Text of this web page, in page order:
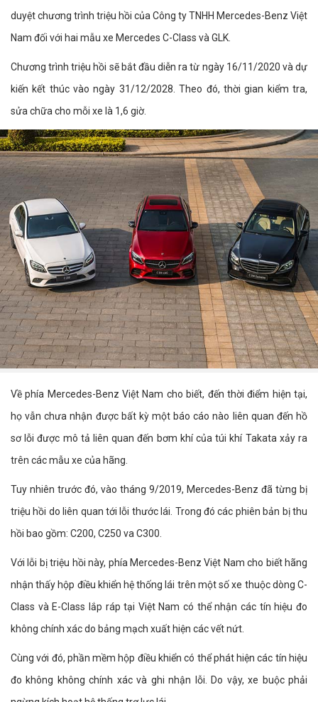
duyệt chương trình triệu hồi của Công ty TNHH Mercedes-Benz Việt
Nam đối với hai mẫu xe Mercedes C-Class và GLK.
Chương trình triệu hồi sẽ bắt đầu diễn ra từ ngày 16/11/2020 và dự
kiến kết thúc vào ngày 31/12/2028. Theo đó, thời gian kiểm tra,
sửa chữa cho mỗi xe là 1,6 giờ.
Về phía Mercedes-Benz Việt Nam cho biết, đến thời điểm hiện tại,
họ vẫn chưa nhận được bất kỳ một báo cáo nào liên quan đến hồ
sơ lỗi được mô tả liên quan đến bơm khí của túi khí Takata xảy ra
trên các mẫu xe của hãng.
Tuy nhiên trước đó, vào tháng 9/2019, Mercedes-Benz đã từng bị
triệu hồi do liên quan tới lỗi thước lái. Trong đó các phiên bản bị thu
hồi bao gồm: C200, C250 va C300.
Với lỗi bị triệu hồi này, phía Mercedes-Benz Việt Nam cho biết hãng
nhận thấy hộp điều khiển hệ thống lái trên một số xe thuộc dòng C-
Class và E-Class lắp ráp tại Việt Nam có thể nhận các tín hiệu đo
không chính xác do bảng mạch xuất hiện các vết nứt.
Cùng với đó, phần mềm hộp điều khiển có thể phát hiện các tín hiệu
đo không không chính xác và ghi nhận lỗi. Do vậy, xe buộc phải